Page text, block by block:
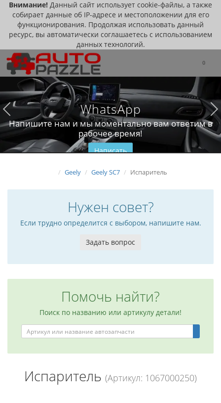
Внимание! Данный сайт использует cookie-файлы, а также
собирает данные об IP-адресе и местоположении для его
функционирования. Продолжая использовать данный
ресурс, вы автоматически соглашаетесь с использованием
данных технологий.
0
WhatsApp
Напишите нам и мы моментально вам ответим в
рабочее время!
Написать
Geely Geely SC7 Испаритель
Нужен совет?
Если трудно определится с выбором, напишите нам.
Задать вопрос
Помочь найти?
Поиск по названию или артикулу детали!
Испаритель (Артикул: 1067000250)